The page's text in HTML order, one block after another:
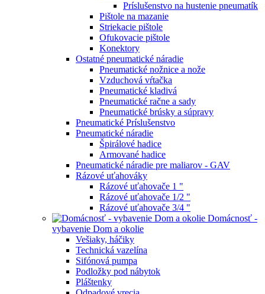
Príslušenstvo na hustenie pneumatík
Pištole na mazanie
Striekacie pištole
Ofukovacie pištole
Konektory
Ostatné pneumatické náradie
Pneumatické nožnice a nože
Vzduchová vŕtačka
Pneumatické kladivá
Pneumatické račne a sady
Pneumatické brúsky a súpravy
Pneumatické Príslušenstvo
Pneumatické náradie
Špirálové hadice
Armované hadice
Pneumatické náradie pre maliarov - GAV
Rázové uťahováky
Rázové uťahovače 1 "
Rázové uťahovače 1/2 "
Rázové uťahovače 3/4 "
Domácnosť -
vybavenie Dom a okolie
Vešiaky, háčiky
Technická vazelína
Sifónová pumpa
Podložky pod nábytok
Pláštenky